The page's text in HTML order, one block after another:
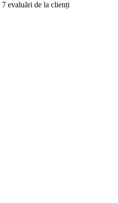
7 evaluări de la clienți